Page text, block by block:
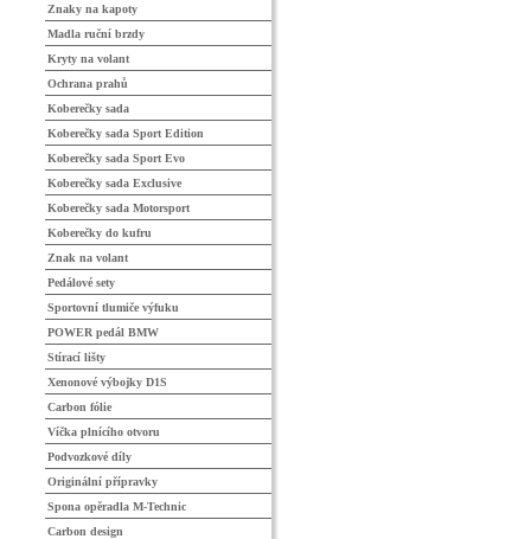
Znaky na kapoty
Madla ruční brzdy
Kryty na volant
Ochrana prahů
Koberečky sada
Koberečky sada Sport Edition
Koberečky sada Sport Evo
Koberečky sada Exclusive
Koberečky sada Motorsport
Koberečky do kufru
Znak na volant
Pedálové sety
Sportovní tlumiče výfuku
POWER pedál BMW
Stírací lišty
Xenonové výbojky D1S
Carbon fólie
Víčka plnícího otvoru
Podvozkové díly
Originální přípravky
Spona opěradla M-Technic
Carbon design